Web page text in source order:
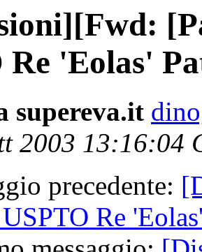
Re 'Eolas'
supereva.it
2003 13:16:04
precedente:
Re